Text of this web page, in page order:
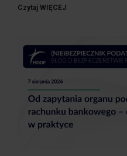
Czytaj WIĘCEJ